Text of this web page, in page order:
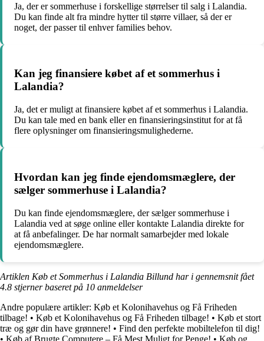
Ja, der er sommerhuse i forskellige størrelser til salg i Lalandia.
Du kan finde alt fra mindre hytter til større villaer, så der er
noget, der passer til enhver families behov.
Kan jeg finansiere købet af et sommerhus i
Lalandia?
Ja, det er muligt at finansiere købet af et sommerhus i Lalandia.
Du kan tale med en bank eller en finansieringsinstitut for at få
flere oplysninger om finansieringsmulighederne.
Hvordan kan jeg finde ejendomsmæglere, der
sælger sommerhuse i Lalandia?
Du kan finde ejendomsmæglere, der sælger sommerhuse i
Lalandia ved at søge online eller kontakte Lalandia direkte for
at få anbefalinger. De har normalt samarbejder med lokale
ejendomsmæglere.
Artiklen Køb et Sommerhus i Lalandia Billund har i gennemsnit fået
4.8 stjerner baseret på 10 anmeldelser
Andre populære artikler: Køb et Kolonihavehus og Få Friheden
tilbage! • Køb et Kolonihavehus og Få Friheden tilbage! • Køb et stort
træ og gør din have grønnere! • Find den perfekte mobiltelefon til dig!
• Køb af Brugte Computere – Få Mest Muligt for Penge! • Køb og